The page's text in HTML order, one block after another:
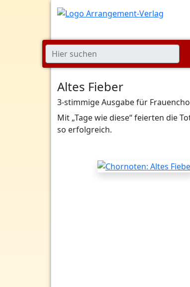
Altes Fieber
3-stimmige Ausgabe für
Mit „Tage wie diese“ feierten die
so erfolgreich.